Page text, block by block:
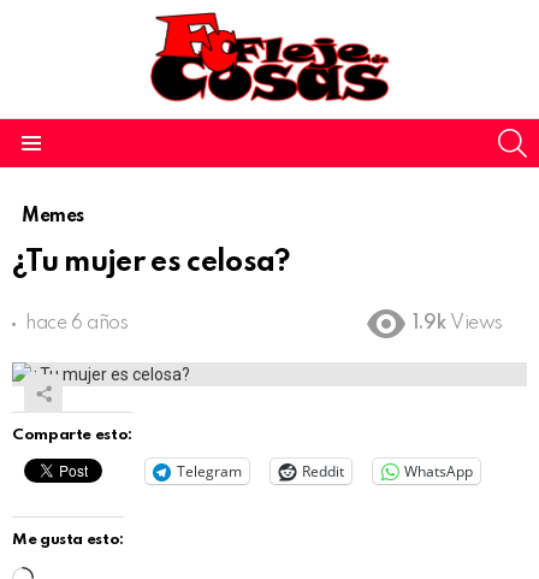
Memes
¿Tu mujer es celosa?
hace 6 años 1.9k Views
Comparte esto:
Telegram Reddit WhatsApp
Me gusta esto: